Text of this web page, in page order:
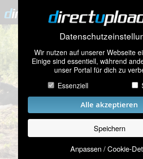
Wir nutzen auf unserer Webseite
Einige sind essentiell, während
unser Portal für dich zu
Essenziell
Alle akzeptieren
Speichern
Anpassen / Cookie-